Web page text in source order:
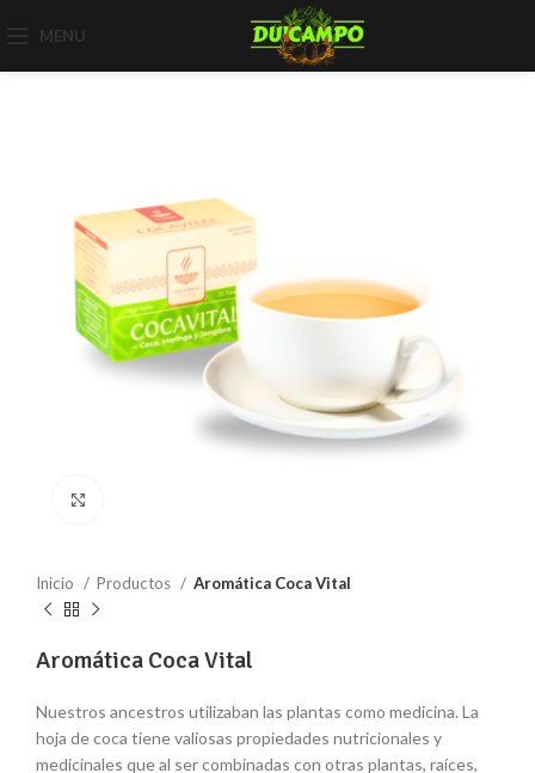
MENU
Inicio Productos Aromática Coca Vital
Aromática Coca Vital
Nuestros ancestros utilizaban las plantas como medicina. La
hoja de coca tiene valiosas propiedades nutricionales y
medicinales que al ser combinadas con otras plantas, raíces,